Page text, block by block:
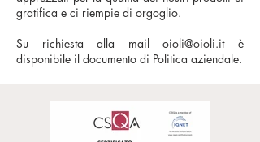
gratifica e ci riempie di orgoglio.
Su richiesta alla mailoioli@oioli.itè
disponibile il documento di Politica aziendale.